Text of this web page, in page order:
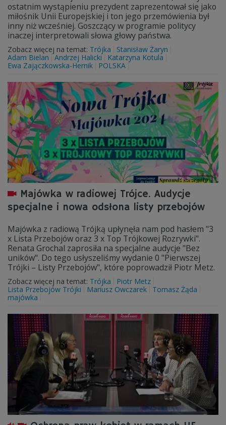
ostatnim wystąpieniu prezydent zaprezentował się jako
miłośnik Unii Europejskiej i ton jego przemówienia był
inny niż wcześniej. Goszczący w programie politycy
inaczej interpretowali słowa głowy państwa.
Zobacz więcej na temat: Trójka
Stanisław Żaryn
Adam Bielan
Andrzej Halicki
Katarzyna Kotula
Ewa Zajączkowska-Hernik
POLSKA
Majówka w radiowej Trójce. Audycje
specjalne i nowa odsłona listy przebojów
Majówka z radiową Trójką upłynęła nam pod hasłem "3
x Lista Przebojów oraz 3 x Top Trójkowej Rozrywki".
Renata Grochal zaprosiła na specjalne audycje "Bez
uników". Do tego usłyszeliśmy wydanie 0 "Pierwszej
Trójki – Listy Przebojów", które poprowadził Piotr Metz.
Zobacz więcej na temat: Trójka
Piotr Metz
Lista Przebojów Trójki
Mariusz Owczarek
Tomasz Żąda
majówka